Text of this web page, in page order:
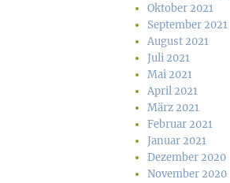
Oktober 2021
September 2021
August 2021
Juli 2021
Mai 2021
April 2021
März 2021
Februar 2021
Januar 2021
Dezember 2020
November 2020